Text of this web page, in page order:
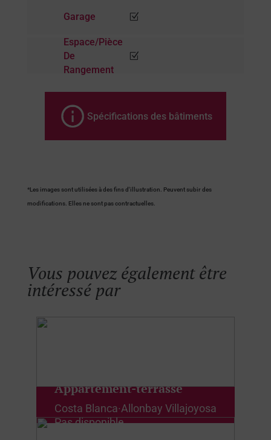
Garage Z
Espace/pièce
De
Rangement
Z
Spécifications des bâtiments
*Les images sont utilisées à des fins d'illustration. Peuvent subir des
modifications. Elles ne sont pas contractuelles.
Vous pouvez également être
intéressé par
Appartement-terrasse
Costa Blanca·Allonbay Villajoyosa
Pas disponible